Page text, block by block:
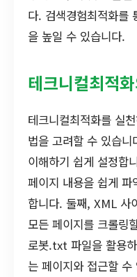
다. 검색경험최적화를
을 높일 수 있습니다.
테크니컬최적
테크니컬최적화를 실
법을 고려할 수 있습
이해하기 쉽게 설정합
페이지 내용을 쉽게
합니다. 둘째, XML 사
모든 페이지를 크롤링
로봇.txt 파일을 활용
는 페이지와 접근할